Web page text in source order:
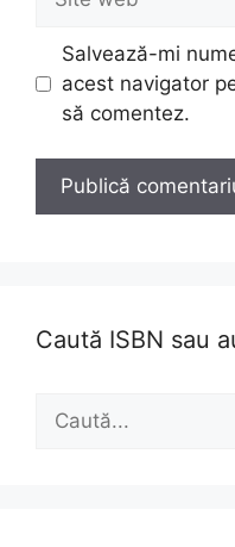
web
Salvează-mi
acest navigator
să comentez.
Caută ISBN sau
Caută